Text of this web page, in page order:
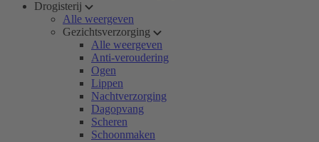
Drogisterij
Alle weergeven
Gezichtsverzorging
Alle weergeven
Anti-veroudering
Ogen
Lippen
Nachtverzorging
Dagopvang
Scheren
Schoonmaken